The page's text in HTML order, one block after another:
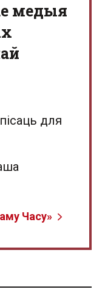
медыя
для
Часу»